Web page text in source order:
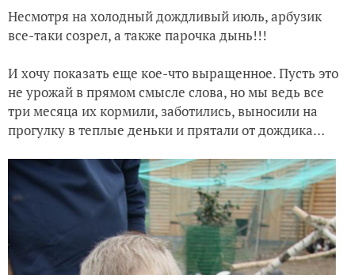
Несмотря на холодный дождливый июль, арбузик
все-таки созрел, а также парочка дынь!!!
И хочу показать еще кое-что выращенное. Пусть это
не урожай в прямом смысле слова, но мы ведь все
три месяца их кормили, заботились, выносили на
прогулку в теплые деньки и прятали от дождика…